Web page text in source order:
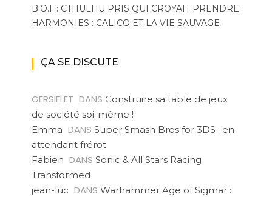
B.O.I. : CTHULHU PRIS QUI CROYAIT PRENDRE
HARMONIES : CALICO ET LA VIE SAUVAGE
ÇA SE DISCUTE
GERSIFLET DANS Construire sa table de jeux
de société soi-même !
Emma DANS Super Smash Bros for 3DS : en
attendant frérot
Fabien DANS Sonic & All Stars Racing
Transformed
jean-luc DANS Warhammer Age of Sigmar :